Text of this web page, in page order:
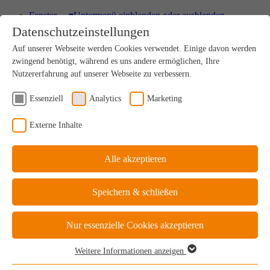
Fenster ▾Untermenü einblenden oder ausblenden
HOLZ
Einzigartig nachhaltiges Naturprodukt
HOLZ-ALU
Drinnen Natur, außen perfekter Schutz
KUNSTSTOFF
KUNSTSTOFF-ALU
Datenschutzeinstellungen
Auf unserer Webseite werden Cookies verwendet. Einige davon werden
zwingend benötigt, während es uns andere ermöglichen, Ihre
Nutzererfahrung auf unserer Webseite zu verbessern.
Essenziell Analytics Marketing
Externe Inhalte
Alle akzeptieren
Speichern & schließen
Nur essenzielle Cookies akzeptieren
Weitere Informationen anzeigen